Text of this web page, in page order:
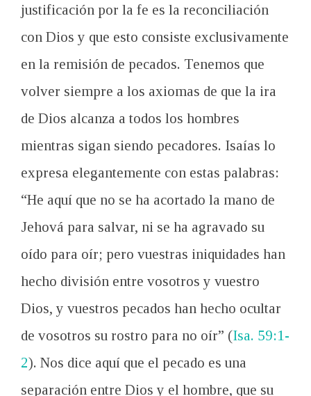
justificación por la fe es la reconciliación
con Dios y que esto consiste exclusivamente
en la remisión de pecados. Tenemos que
volver siempre a los axiomas de que la ira
de Dios alcanza a todos los hombres
mientras sigan siendo pecadores. Isaías lo
expresa elegantemente con estas palabras:
“He aquí que no se ha acortado la mano de
Jehová para salvar, ni se ha agravado su
oído para oír; pero vuestras iniquidades han
hecho división entre vosotros y vuestro
Dios, y vuestros pecados han hecho ocultar
de vosotros su rostro para no oír” (Isa. 59:1-
2). Nos dice aquí que el pecado es una
separación entre Dios y el hombre, que su